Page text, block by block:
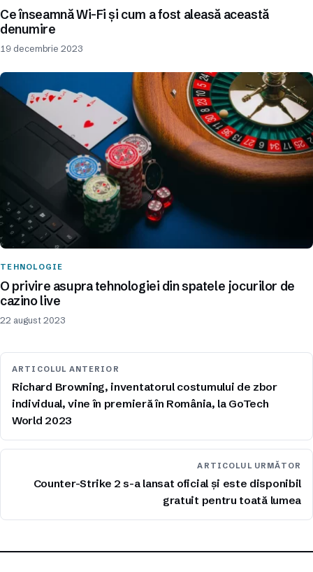
Ce înseamnă Wi-Fi și cum a fost aleasă această
denumire
19 decembrie 2023
TEHNOLOGIE
O privire asupra tehnologiei din spatele jocurilor de
cazino live
22 august 2023
ARTICOLUL ANTERIOR
Richard Browning, inventatorul costumului de zbor
individual, vine în premieră în România, la GoTech
World 2023
ARTICOLUL URMĂTOR
Counter-Strike 2 s-a lansat oficial și este disponibil
gratuit pentru toată lumea